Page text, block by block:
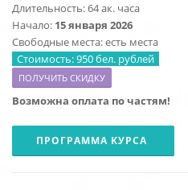
Длительность: 64 ак. часа
Начало: 15января 2026
Свободные места: есть места
Стоимость: 950 бел. рублей
ПОЛУЧИТЬ СКИДКУ
Возможна оплата по частям!
ПРОГРАММА КУРСА